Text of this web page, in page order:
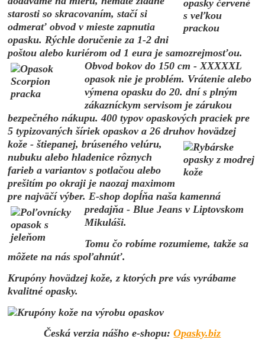
starosti so skracovaním, stačí si
odmerať obvod v mieste zapnutia
opasku. Rýchle doručenie za 1-2 dni
poštou alebo kuriérom od 1 euraje samozrejmosťou.
Obvod bokov do 150 cm - XXXXXL
opasok nie je problém. Vrátenie alebo
výmena opasku do 20. dní s plným
zákazníckym servisom je zárukou
bezpečného nákupu. 400 typov opaskových praciek pre
5 typizovanýchšíriek opaskov a 26 druhovhovädzej
kože - štiepanej, brúseného velúru,
nubuku alebo hladenice rôznych
farieb a variantov s potlačou alebo
prešitím po okraji je naozaj maximom
pre najväčí výber. E-shop dopĺňa naša kamenná
predajňa - Blue Jeans v Liptovskom
Mikuláši.
Tomučo robíme rozumieme, takže sa
môžete na nás spoľahnúť.
Krupóny hovädzej kože, z ktorých pre vás vyrábame
kvalitné opasky.
Česká verzia nášho e-shopu:Opasky.biz